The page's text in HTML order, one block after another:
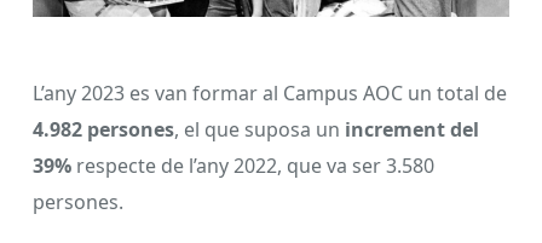
L’any 2023 es van formar al Campus AOC un total de
4.982 persones, el que suposa un increment del
39% respecte de l’any 2022, que va ser 3.580
persones.